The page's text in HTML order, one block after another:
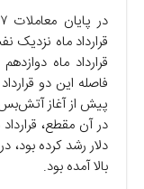
بالا آمده بود.